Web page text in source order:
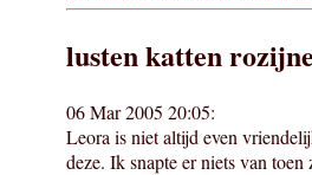
lusten katten
06 Mar 2005 20:05:
Leora is niet altijd even
deze. Ik snapte er niets van